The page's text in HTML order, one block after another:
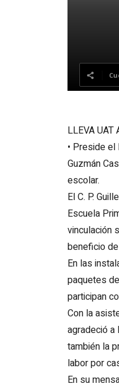
LLEVA UAT
• Preside el
Guzmán
escolar.
El C. P.
Escuela
vinculación
beneficio
En las
paquetes
participan
Con la
agradeció
también la
labor por
En su